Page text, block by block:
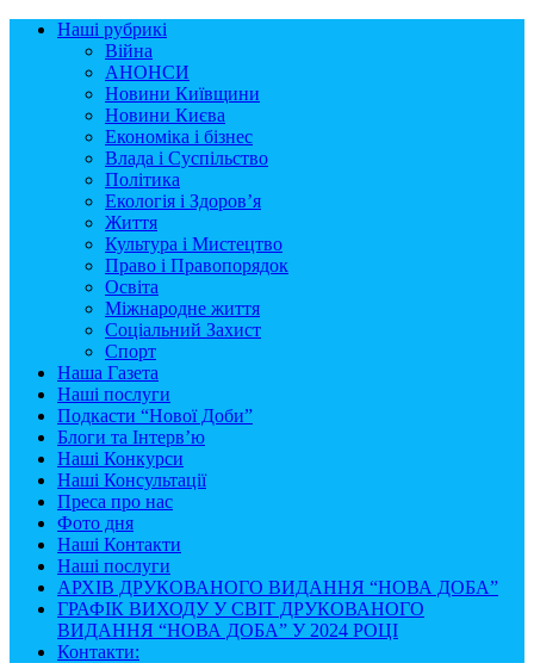
Наші рубрикі
Війна
АНОНСИ
Новини Київщини
Новини Києва
Економіка і бізнес
Влада і Суспільство
Політика
Екологія і Здоров’я
Життя
Культура і Мистецтво
Право і Правопорядок
Освіта
Міжнародне життя
Соціальний Захист
Спорт
Наша Газета
Наші послуги
Подкасти “Нової Доби”
Блоги та Інтерв’ю
Наші Конкурси
Наші Консультації
Преса про нас
Фото дня
Наші Контакти
Наші послуги
АРХІВ ДРУКОВАНОГО ВИДАННЯ “НОВА ДОБА”
ГРАФІК ВИХОДУ У СВІТ ДРУКОВАНОГО
ВИДАННЯ “НОВА ДОБА” У 2024 РОЦІ
Контакти: